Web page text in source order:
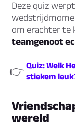
Deze quiz
om erachter te
teamgenoot
👉 Quiz: Welk
stiekem
wereld